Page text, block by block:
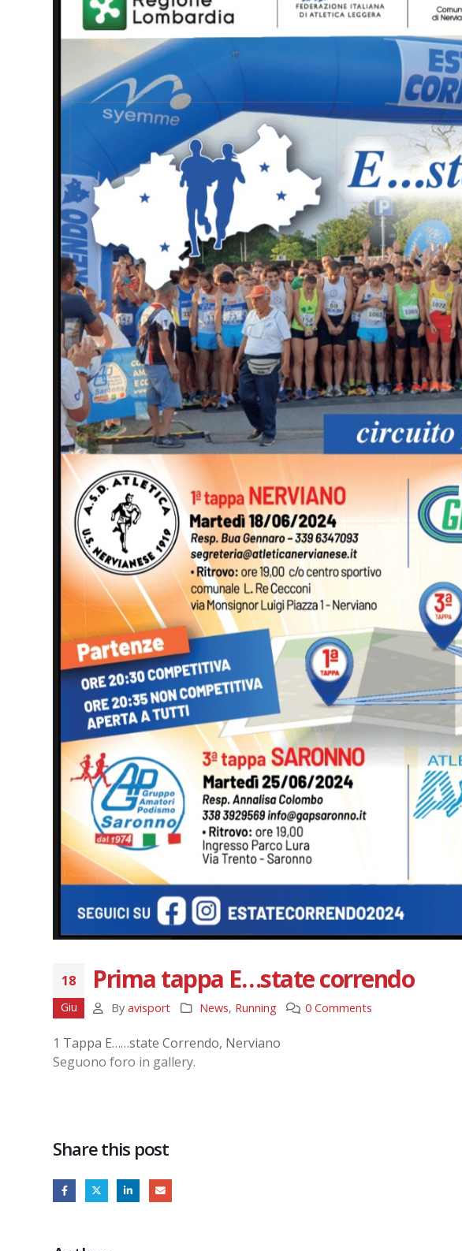
18
Giu
Prima tappa E…state correndo
By avisport News, Running 0 Comments
1 Tappa E……state Correndo, Nerviano
Seguono foro in gallery.
Share this post